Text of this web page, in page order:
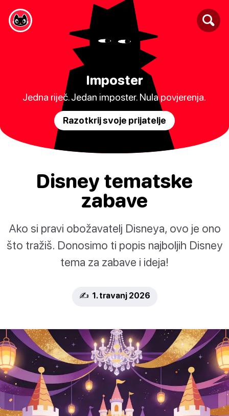
Imposter
Jedna riječ. Jedan imposter. Nula povjerenja.
Razotkrij svoje prijatelje
Disney tematske
zabave
Ako si pravi obožavatelj Disneya, ovo je ono
što tražiš. Donosimo ti popis najboljih Disney
tema za zabave i ideja!
✍️ 1. travanj 2026